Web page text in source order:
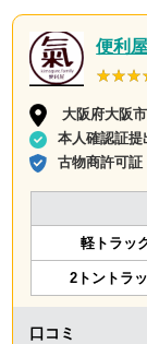
大阪府大阪
本人確認証提
古物商許可証
軽トラッ
2トントラ
口コミ